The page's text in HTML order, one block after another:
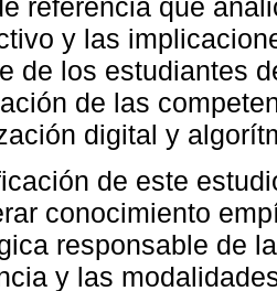
referencia que
y las
de los estudiantes
de las
digital y
de este
conocimiento
responsable de
y las